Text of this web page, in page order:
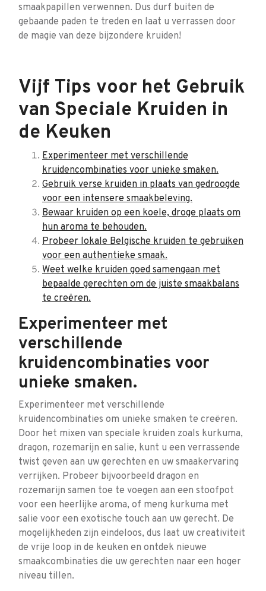
smaakpapillen verwennen. Dus durf buiten de
gebaande paden te treden en laat u verrassen door
de magie van deze bijzondere kruiden!
Vijf Tips voor het Gebruik
van Speciale Kruiden in
de Keuken
Experimenteer met verschillende
kruidencombinaties voor unieke smaken.
Gebruik verse kruiden in plaats van gedroogde
voor een intensere smaakbeleving.
Bewaar kruiden op een koele, droge plaats om
hun aroma te behouden.
Probeer lokale Belgische kruiden te gebruiken
voor een authentieke smaak.
Weet welke kruiden goed samengaan met
bepaalde gerechten om de juiste smaakbalans
te creëren.
Experimenteer met
verschillende
kruidencombinaties voor
unieke smaken.
Experimenteer met verschillende
kruidencombinaties om unieke smaken te creëren.
Door het mixen van speciale kruiden zoals kurkuma,
dragon, rozemarijn en salie, kunt u een verrassende
twist geven aan uw gerechten en uw smaakervaring
verrijken. Probeer bijvoorbeeld dragon en
rozemarijn samen toe te voegen aan een stoofpot
voor een heerlijke aroma, of meng kurkuma met
salie voor een exotische touch aan uw gerecht. De
mogelijkheden zijn eindeloos, dus laat uw creativiteit
de vrije loop in de keuken en ontdek nieuwe
smaakcombinaties die uw gerechten naar een hoger
niveau tillen.